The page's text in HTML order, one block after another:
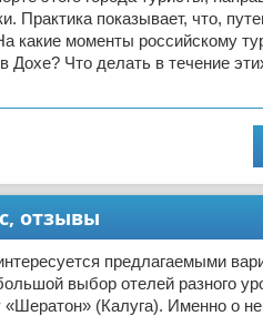
Практика показывает, что,
какие моменты российскому
Дохе? Что делать в течение
отзывы
предлагаемыми
выбор отелей разного
(Калуга). Именно о